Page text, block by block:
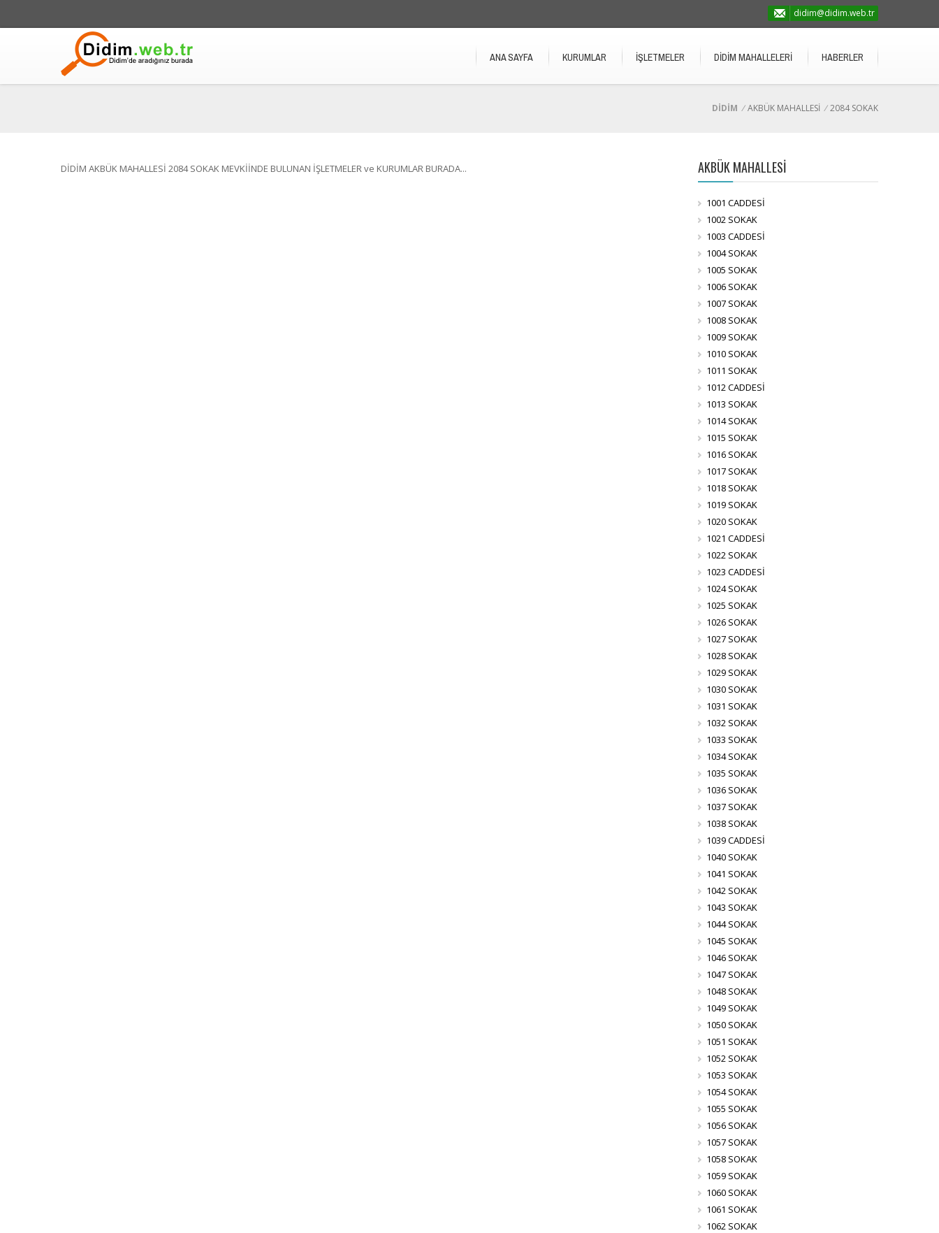
didim@didim.web.tr
ANA SAYFA KURUMLAR İŞLETMELER DİDİM MAHALLELERİ HABERLER
DİDİM /AKBÜK MAHALLESİ /2084 SOKAK
DİDİM AKBÜK MAHALLESİ 2084 SOKAK MEVKİİNDE BULUNAN İŞLETMELER ve KURUMLAR BURADA... AKBÜK MAHALLESİ
1001 CADDESİ
1002 SOKAK
1003 CADDESİ
1004 SOKAK
1005 SOKAK
1006 SOKAK
1007 SOKAK
1008 SOKAK
1009 SOKAK
1010 SOKAK
1011 SOKAK
1012 CADDESİ
1013 SOKAK
1014 SOKAK
1015 SOKAK
1016 SOKAK
1017 SOKAK
1018 SOKAK
1019 SOKAK
1020 SOKAK
1021 CADDESİ
1022 SOKAK
1023 CADDESİ
1024 SOKAK
1025 SOKAK
1026 SOKAK
1027 SOKAK
1028 SOKAK
1029 SOKAK
1030 SOKAK
1031 SOKAK
1032 SOKAK
1033 SOKAK
1034 SOKAK
1035 SOKAK
1036 SOKAK
1037 SOKAK
1038 SOKAK
1039 CADDESİ
1040 SOKAK
1041 SOKAK
1042 SOKAK
1043 SOKAK
1044 SOKAK
1045 SOKAK
1046 SOKAK
1047 SOKAK
1048 SOKAK
1049 SOKAK
1050 SOKAK
1051 SOKAK
1052 SOKAK
1053 SOKAK
1054 SOKAK
1055 SOKAK
1056 SOKAK
1057 SOKAK
1058 SOKAK
1059 SOKAK
1060 SOKAK
1061 SOKAK
1062 SOKAK